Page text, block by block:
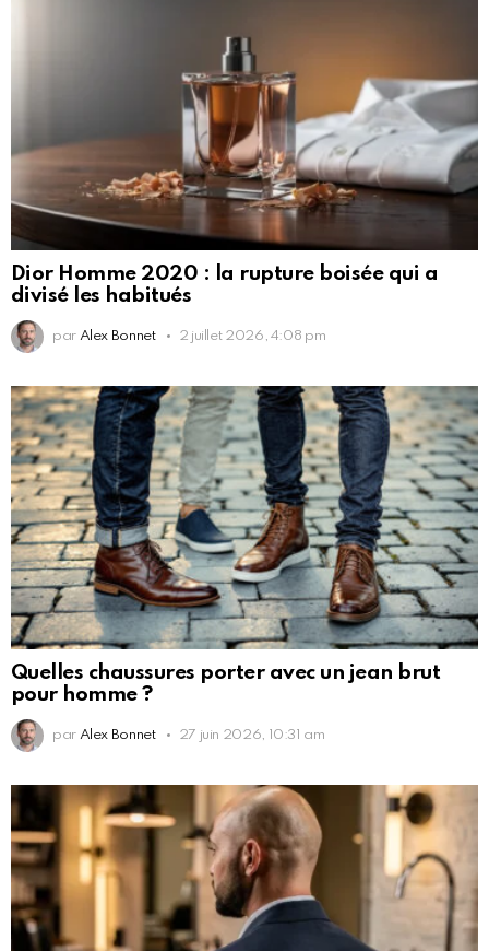
Dior Homme 2020 : la rupture boisée qui a
divisé les habitués
par Alex Bonnet 2 juillet 2026, 4:08 pm
Quelles chaussures porter avec un jean brut
pour homme ?
par Alex Bonnet 27 juin 2026, 10:31 am